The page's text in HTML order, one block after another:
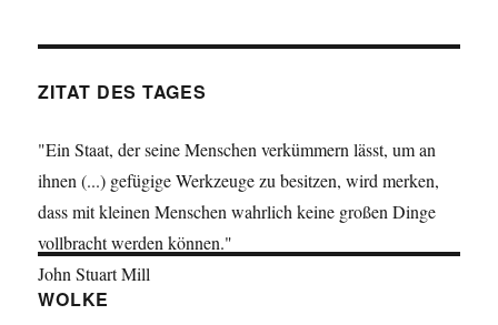
ZITAT DES TAGES
"Ein Staat, der seine Menschen verkümmern lässt, um an
ihnen (...) gefügige Werkzeuge zu besitzen, wird merken,
dass mit kleinen Menschen wahrlich keine großen Dinge
vollbracht werden können."
John Stuart Mill
WOLKE